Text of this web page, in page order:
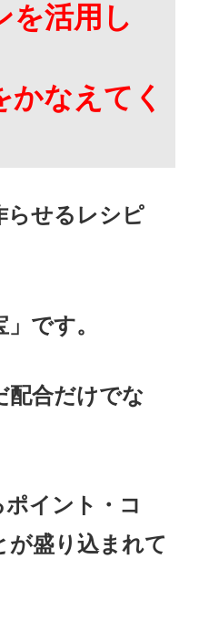
を活用し
なえてく
らせるレシピ
です。
配合だけでな
イント・コ
が盛り込まれて